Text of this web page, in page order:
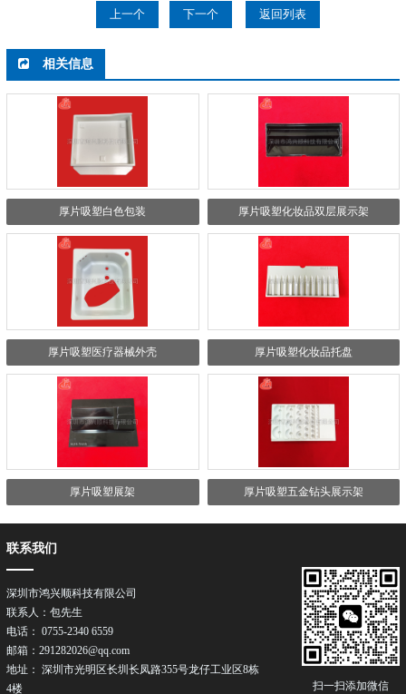
上一个 下一个 返回列表
相关信息
厚片吸塑白色包装 厚片吸塑化妆品双层展示架
厚片吸塑医疗器械外壳 厚片吸塑化妆品托盘
厚片吸塑展架 厚片吸塑五金钻头展示架
扫一扫添加微信
联系我们
深圳市鸿兴顺科技有限公司
联系人：包先生
电话： 0755-2340 6559
邮箱：291282026@qq.com
地址： 深圳市光明区长圳长凤路355号龙仔工业区8栋
4楼